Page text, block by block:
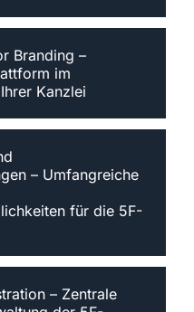
Branding –
im
Kanzlei
– Umfangreiche
für die 5F-
– Zentrale